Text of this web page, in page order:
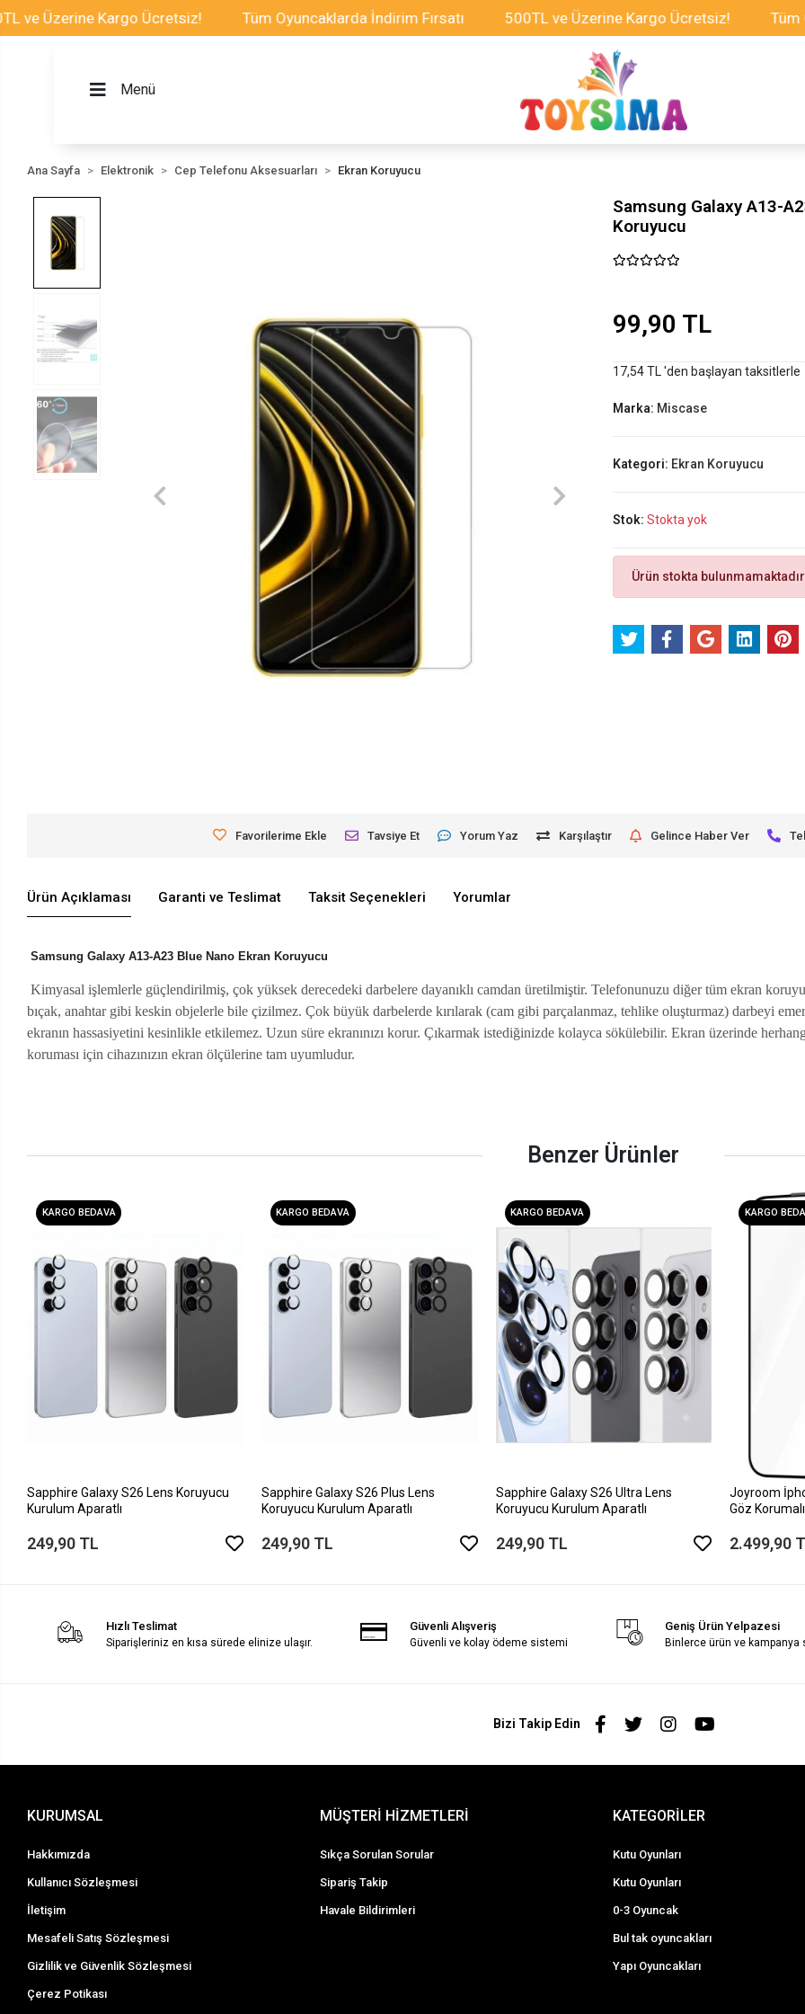
Kargo Ücretsiz! Tüm Oyuncaklarda İndirim Fırsatı 500TL ve Üzerine Kargo Ücretsiz! Tüm
Menü
Ana Sayfa Elektronik Cep Telefonu Aksesuarları Ekran Koruyucu
Samsung Galaxy A13-
Koruyucu
99,90 TL
17,54 TL 'den başlayan taksitlerle
Marka: Miscase
Kategori: Ekran Koruyucu
Stok: Stokta yok
Ürün stokta
Favorilerime Ekle Tavsiye Et Yorum Yaz Karşılaştır Gelince Haber Ver
Ürün Açıklaması Garanti ve Teslimat Taksit Seçenekleri Yorumlar
Samsung Galaxy A13-A23 Blue Nano Ekran Koruyucu
Kimyasal işlemlerle güçlendirilmiş, çok yüksek derecedeki darbelere dayanıklı camdan üretilmiştir. Telefonunuzu diğer tüm ekran
bıçak, anahtar gibi keskin objelerle bile çizilmez. Çok büyük darbelerde kırılarak (cam gibi parçalanmaz, tehlike oluşturmaz) darbeyi
ekranın hassasiyetini kesinlikle etkilemez. Uzun süre ekranınızı korur. Çıkarmak istediğinizde kolayca sökülebilir. Ekran üzerinde
koruması için cihazınızın ekran ölçülerine tam uyumludur.
Benzer Ürünler
KARGO BEDAVA
Sapphire Galaxy S26 Lens Koruyucu
Kurulum Aparatlı
249,90 TL
KARGO BEDAVA
Sapphire Galaxy S26 Plus Lens
Koruyucu Kurulum Aparatlı
249,90 TL
KARGO BEDAVA
Sapphire Galaxy S26 Ultra Lens
Koruyucu Kurulum Aparatlı
249,90 TL
KARGO
Joyroom
Göz
2.499,90
Hızlı Teslimat
Siparişleriniz en kısa sürede elinize ulaşır.
Güvenli Alışveriş
Güvenli ve kolay ödeme sistemi
Geniş Ürün Yelpazesi
Binlerce ürün ve kampanya
Bizi Takip Edin
KURUMSAL
Hakkımızda
Kullanıcı Sözleşmesi
İletişim
Mesafeli Satış Sözleşmesi
Gizlilik ve Güvenlik Sözleşmesi
Çerez Potikası
MÜŞTERİ HİZMETLERİ
Sıkça Sorulan Sorular
Sipariş Takip
Havale Bildirimleri
KATEGORİLER
Kutu Oyunları
Kutu Oyunları
0-3 Oyuncak
Bul tak oyuncakları
Yapı Oyuncakları